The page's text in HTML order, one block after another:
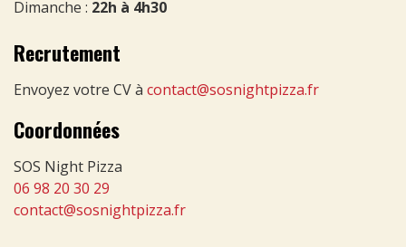
Dimanche : 22h à 4h30
Recrutement
Envoyez votre CV à contact@sosnightpizza.fr
Coordonnées
SOS Night Pizza
06 98 20 30 29
contact@sosnightpizza.fr